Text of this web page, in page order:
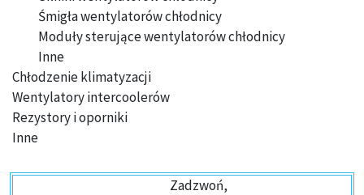
Śmigła wentylatorów chłodnicy
Moduły sterujące wentylatorów chłodnicy
Inne
Chłodzenie klimatyzacji
Wentylatory intercoolerów
Rezystory i oporniki
Inne
Zadzwoń,